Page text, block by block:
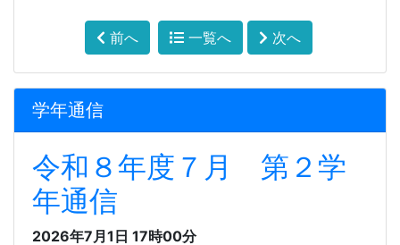
前へ 一覧へ 次へ
学年通信
令和８年度７月 第２学
年通信
2026年7月1日 17時00分